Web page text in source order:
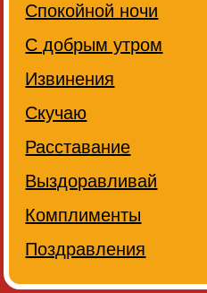
Спокойной ночи
С добрым утром
Извинения
Скучаю
Расставание
Выздоравливай
Комплименты
Поздравления